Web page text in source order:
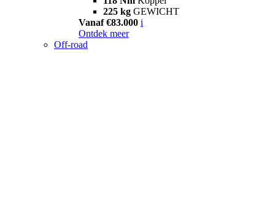
225 kg GEWICHT
Vanaf €83.000 i
Ontdek meer
Off-road